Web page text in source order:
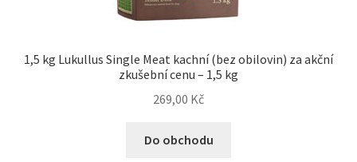
N&D Farmina pro kočky — Italské holistic krmivo
1,5 kg Lukullus Single Meat kachní (bez obilovin) za akční
zkušební cenu – 1,5 kg
269,00 Kč
Do obchodu